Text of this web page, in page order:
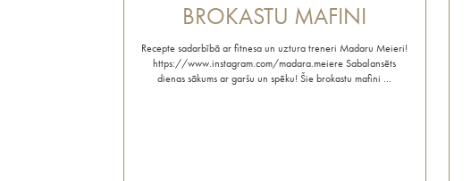
BROKASTU MAFINI
Recepte sadarbībā ar fitnesa un uztura treneri Madaru Meieri!
https://www.instagram.com/madara.meiere Sabalansēts
dienas sākums ar garšu un spēku! Šie brokastu mafini …